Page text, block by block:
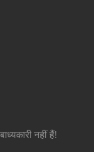
नहीं हैं!